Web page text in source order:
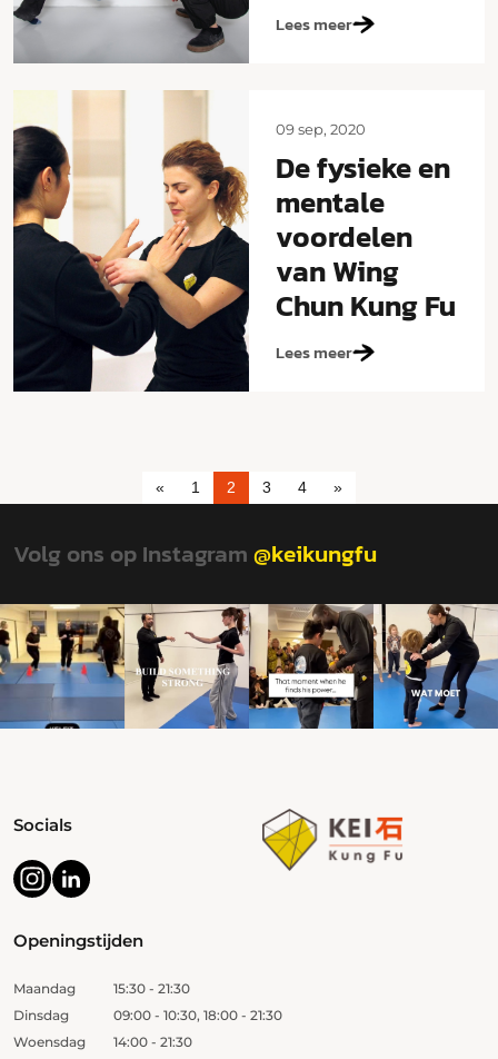
Lees meer
09 sep, 2020
De fysieke en
mentale
voordelen
van Wing
Chun Kung Fu
Lees meer
« 1 2 3 4 »
Volg ons op Instagram@keikungfu
Openingstijden
Maandag
15:30 - 21:30
Dinsdag
09:00 - 10:30, 18:00 - 21:30
Woensdag
14:00 - 21:30
Socials